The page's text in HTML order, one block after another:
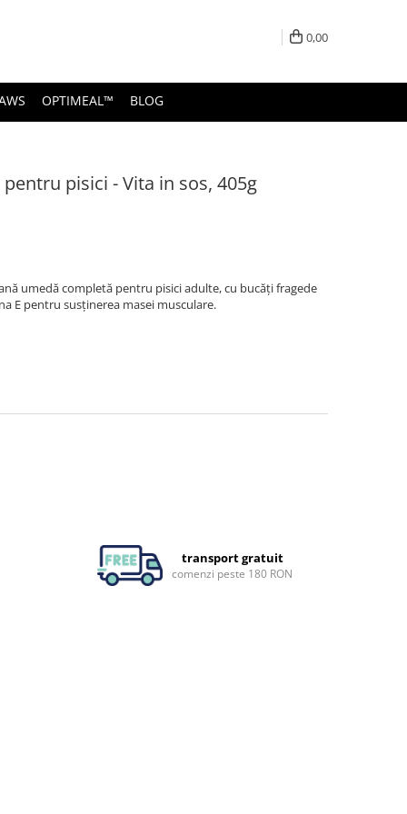
0,00
OPTIMEAL™ BLOG
pisici - Vita in sos, 405g
umedă completă pentru pisici adulte, cu bucăți fragede
E pentru susținerea masei musculare.
transport gratuit
comenzi peste 180 RON